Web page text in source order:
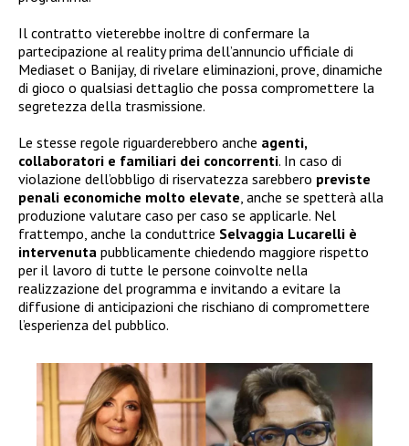
Il contratto vieterebbe inoltre di confermare la
partecipazione al reality prima dell’annuncio ufficiale di
Mediaset o Banijay, di rivelare eliminazioni, prove, dinamiche
di gioco o qualsiasi dettaglio che possa compromettere la
segretezza della trasmissione.
Le stesse regole riguarderebbero anche agenti,
collaboratori e familiari dei concorrenti. In caso di
violazione dell’obbligo di riservatezza sarebbero previste
penali economiche molto elevate, anche se spetterà alla
produzione valutare caso per caso se applicarle. Nel
frattempo, anche la conduttrice Selvaggia Lucarelli è
intervenuta pubblicamente chiedendo maggiore rispetto
per il lavoro di tutte le persone coinvolte nella
realizzazione del programma e invitando a evitare la
diffusione di anticipazioni che rischiano di compromettere
l’esperienza del pubblico.